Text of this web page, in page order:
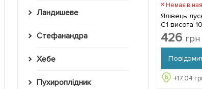
Ландишеве
Стефанандра
Хебе
Пухироплідник
Немає в
Ялівець
С1 висота 10-20см) 1
упаковці
426 грн
+17.04